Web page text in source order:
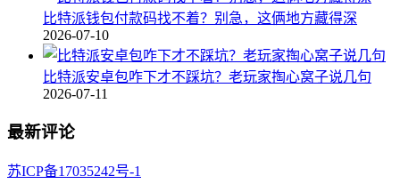
比特派钱包付款码找不着？别急，这俩地方藏得深
2026-07-10
比特派安卓包咋下才不踩坑？老玩家掏心窝子说几句
2026-07-11
最新评论
苏ICP备17035242号-1